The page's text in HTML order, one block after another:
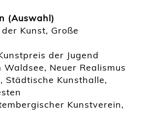
(Auswahl)
Kunst, Große
der Jugend
Neuer Realismus
Städtische Kunsthalle,
Kunstverein,